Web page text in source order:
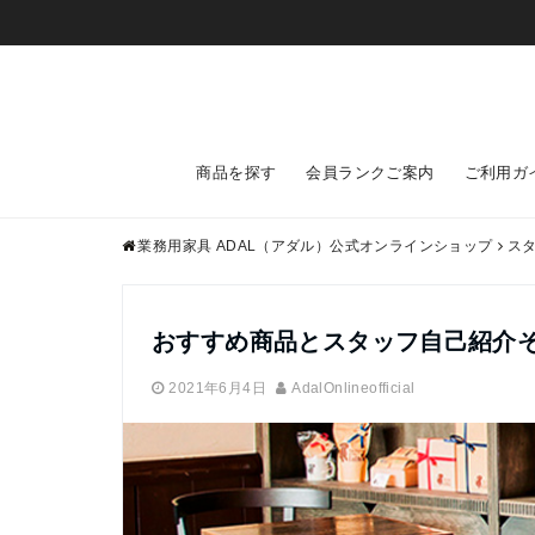
商品を探す 会員ランクご案内 ご利用ガ
業務用家具 ADAL（アダル）公式オンラインショップ ス
おすすめ商品とスタッフ自己紹介
2021年6月4日 AdalOnlineofficial